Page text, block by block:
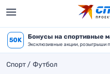
50K Бонусы на спортивные
Эксклюзивные акции, розыгрыши
Спорт Футбол